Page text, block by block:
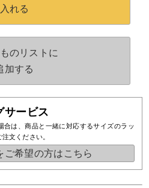
サービス
は、商品と一緒に対応するサイズのラッ
文ください。
ご希望の方はこちら
入れる
のリストに
加する